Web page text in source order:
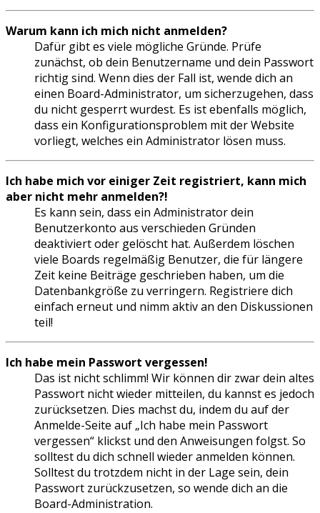
Warum kann ich mich nicht anmelden?
Dafür gibt es viele mögliche Gründe. Prüfe
zunächst, ob dein Benutzername und dein Passwort
richtig sind. Wenn dies der Fall ist, wende dich an
einen Board-Administrator, um sicherzugehen, dass
du nicht gesperrt wurdest. Es ist ebenfalls möglich,
dass ein Konfigurationsproblem mit der Website
vorliegt, welches ein Administrator lösen muss.
Ich habe mich vor einiger Zeit registriert, kann mich
aber nicht mehr anmelden?!
Es kann sein, dass ein Administrator dein
Benutzerkonto aus verschieden Gründen
deaktiviert oder gelöscht hat. Außerdem löschen
viele Boards regelmäßig Benutzer, die für längere
Zeit keine Beiträge geschrieben haben, um die
Datenbankgröße zu verringern. Registriere dich
einfach erneut und nimm aktiv an den Diskussionen
teil!
Ich habe mein Passwort vergessen!
Das ist nicht schlimm! Wir können dir zwar dein altes
Passwort nicht wieder mitteilen, du kannst es jedoch
zurücksetzen. Dies machst du, indem du auf der
Anmelde-Seite auf „Ich habe mein Passwort
vergessen“ klickst und den Anweisungen folgst. So
solltest du dich schnell wieder anmelden können.
Solltest du trotzdem nicht in der Lage sein, dein
Passwort zurückzusetzen, so wende dich an die
Board-Administration.